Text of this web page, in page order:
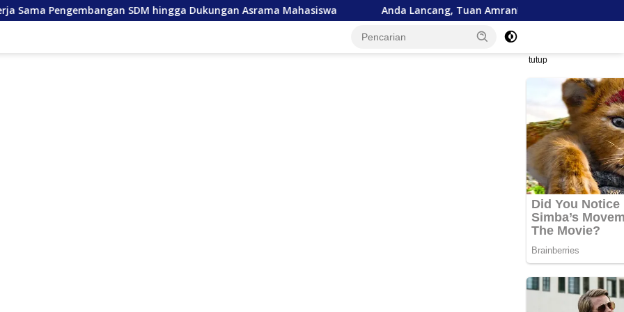
SDM hingga Dukungan Asrama Mahasiswa Anda Lancang, Tuan Amran! Bank Aceh Tegaskan Komitmen
tutup